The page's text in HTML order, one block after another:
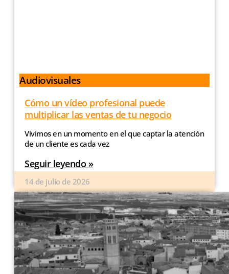
Audiovisuales
Cómo un vídeo profesional puede
multiplicar las ventas de tu negocio
Vivimos en un momento en el que captar la atención
de un cliente es cada vez
Seguir leyendo »
14 de julio de 2026